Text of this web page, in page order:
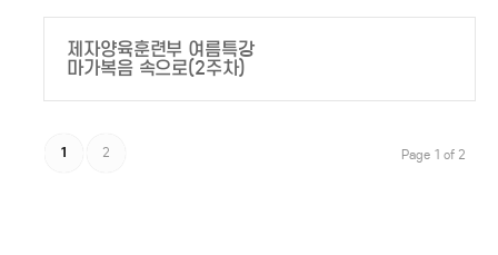
제자양육훈련부 여름특강
마가복음 속으로(2주차)
Page 1 of 2
1 2